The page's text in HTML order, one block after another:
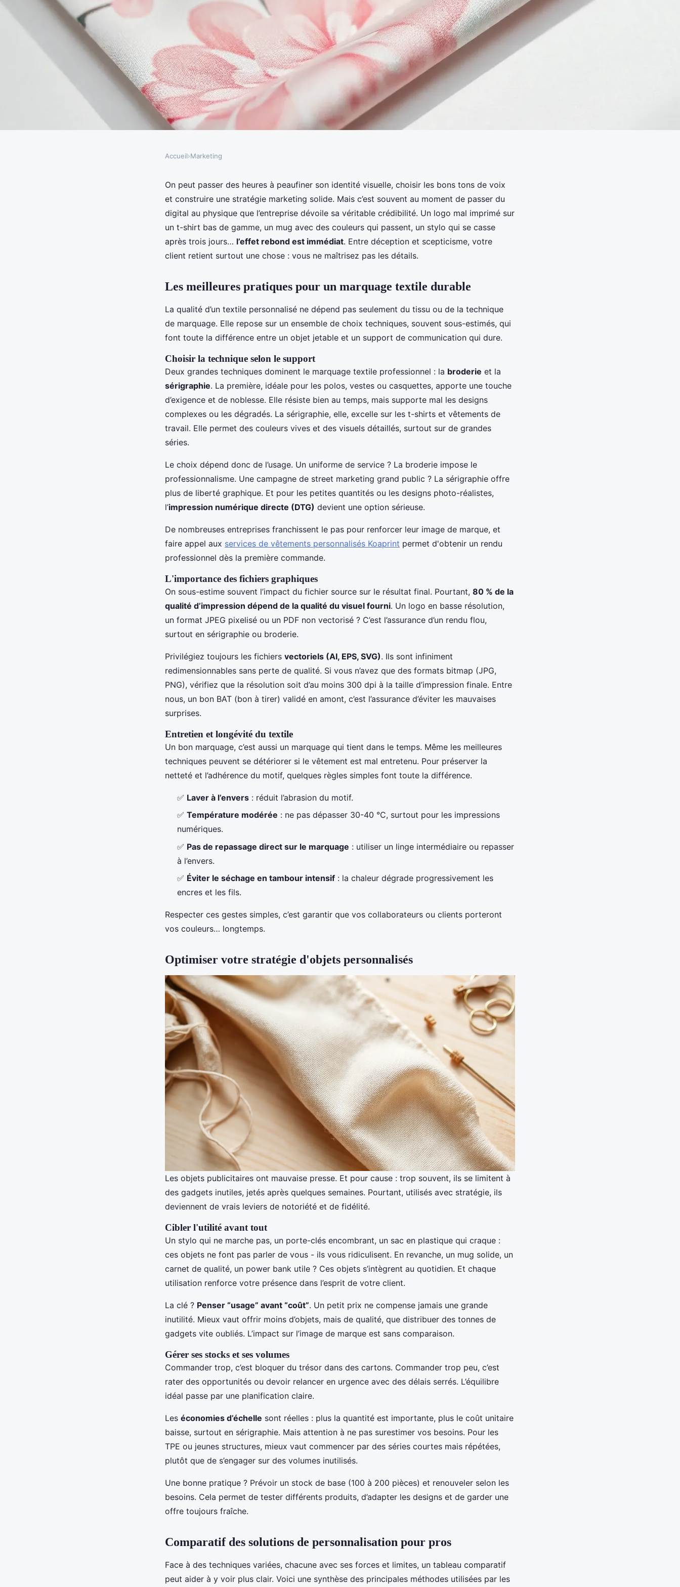
Transformez vos textiles et objets avec
Koaprint : les meilleures pratiques
Accueil›Marketing
On peut passer des heures à peaufiner son identité visuelle, choisir les bons tons de voix
et construire une stratégie marketing solide. Mais c’est souvent au moment de passer du
digital au physique que l’entreprise dévoile sa véritable crédibilité. Un logo mal imprimé sur
un t-shirt bas de gamme, un mug avec des couleurs qui passent, un stylo qui se casse
après trois jours… l’effet rebond est immédiat. Entre déception et scepticisme, votre
client retient surtout une chose : vous ne maîtrisez pas les détails.
Les meilleures pratiques pour un marquage textile durable
La qualité d’un textile personnalisé ne dépend pas seulement du tissu ou de la technique
de marquage. Elle repose sur un ensemble de choix techniques, souvent sous-estimés, qui
font toute la différence entre un objet jetable et un support de communication qui dure.
Choisir la technique selon le support
Deux grandes techniques dominent le marquage textile professionnel : la broderie et la
sérigraphie. La première, idéale pour les polos, vestes ou casquettes, apporte une touche
d’exigence et de noblesse. Elle résiste bien au temps, mais supporte mal les designs
complexes ou les dégradés. La sérigraphie, elle, excelle sur les t-shirts et vêtements de
travail. Elle permet des couleurs vives et des visuels détaillés, surtout sur de grandes
séries.
Le choix dépend donc de l’usage. Un uniforme de service ? La broderie impose le
professionnalisme. Une campagne de street marketing grand public ? La sérigraphie offre
plus de liberté graphique. Et pour les petites quantités ou les designs photo-réalistes,
l’impression numérique directe (DTG) devient une option sérieuse.
De nombreuses entreprises franchissent le pas pour renforcer leur image de marque, et
faire appel aux services de vêtements personnalisés Koaprint permet d'obtenir un rendu
professionnel dès la première commande.
L'importance des fichiers graphiques
On sous-estime souvent l’impact du fichier source sur le résultat final. Pourtant, 80 % de la
qualité d’impression dépend de la qualité du visuel fourni. Un logo en basse résolution,
un format JPEG pixelisé ou un PDF non vectorisé ? C’est l’assurance d’un rendu flou,
surtout en sérigraphie ou broderie.
Privilégiez toujours les fichiers vectoriels (AI, EPS, SVG). Ils sont infiniment
redimensionnables sans perte de qualité. Si vous n’avez que des formats bitmap (JPG,
PNG), vérifiez que la résolution soit d’au moins 300 dpi à la taille d’impression finale. Entre
nous, un bon BAT (bon à tirer) validé en amont, c’est l’assurance d’éviter les mauvaises
surprises.
Entretien et longévité du textile
Un bon marquage, c’est aussi un marquage qui tient dans le temps. Même les meilleures
techniques peuvent se détériorer si le vêtement est mal entretenu. Pour préserver la
netteté et l’adhérence du motif, quelques règles simples font toute la différence.
✅ Laver à l’envers : réduit l’abrasion du motif.
✅ Température modérée : ne pas dépasser 30-40 °C, surtout pour les impressions
numériques.
✅ Pas de repassage direct sur le marquage : utiliser un linge intermédiaire ou repasser
à l’envers.
✅ Éviter le séchage en tambour intensif : la chaleur dégrade progressivement les
encres et les fils.
Respecter ces gestes simples, c’est garantir que vos collaborateurs ou clients porteront
vos couleurs… longtemps.
Optimiser votre stratégie d'objets personnalisés
Les objets publicitaires ont mauvaise presse. Et pour cause : trop souvent, ils se limitent à
des gadgets inutiles, jetés après quelques semaines. Pourtant, utilisés avec stratégie, ils
deviennent de vrais leviers de notoriété et de fidélité.
Cibler l'utilité avant tout
Un stylo qui ne marche pas, un porte-clés encombrant, un sac en plastique qui craque :
ces objets ne font pas parler de vous - ils vous ridiculisent. En revanche, un mug solide, un
carnet de qualité, un power bank utile ? Ces objets s’intègrent au quotidien. Et chaque
utilisation renforce votre présence dans l’esprit de votre client.
La clé ? Penser “usage” avant “coût”. Un petit prix ne compense jamais une grande
inutilité. Mieux vaut offrir moins d’objets, mais de qualité, que distribuer des tonnes de
gadgets vite oubliés. L’impact sur l’image de marque est sans comparaison.
Gérer ses stocks et ses volumes
Commander trop, c’est bloquer du trésor dans des cartons. Commander trop peu, c’est
rater des opportunités ou devoir relancer en urgence avec des délais serrés. L’équilibre
idéal passe par une planification claire.
Les économies d’échelle sont réelles : plus la quantité est importante, plus le coût unitaire
baisse, surtout en sérigraphie. Mais attention à ne pas surestimer vos besoins. Pour les
TPE ou jeunes structures, mieux vaut commencer par des séries courtes mais répétées,
plutôt que de s’engager sur des volumes inutilisés.
Une bonne pratique ? Prévoir un stock de base (100 à 200 pièces) et renouveler selon les
besoins. Cela permet de tester différents produits, d’adapter les designs et de garder une
offre toujours fraîche.
Comparatif des solutions de personnalisation pour pros
Face à des techniques variées, chacune avec ses forces et limites, un tableau comparatif
peut aider à y voir plus clair. Voici une synthèse des principales méthodes utilisées par les